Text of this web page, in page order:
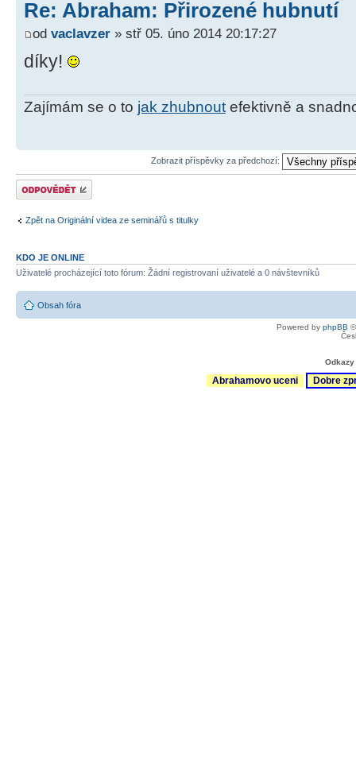
Re: Abraham: Přirozené hubnutí
od vaclavzer » stř 05. úno 2014 20:17:27
díky!
Zajímám se o to jak zhubnout efektivně a
Zobrazit příspěvky za předchozí:
Odeslat odpověď
Zpět na Originální videa ze seminářů s titulky
KDO JE ONLINE
Uživatelé procházející toto fórum: Žádní registrovaní uživatelé a 0 návštevníků
Obsah fóra
Powered by phpBB
Abrahamovo uceni Dobre